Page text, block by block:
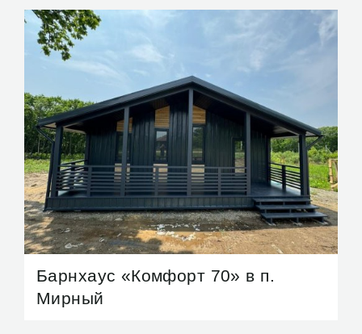
Барнхаус «Комфорт 70» в п.
Мирный